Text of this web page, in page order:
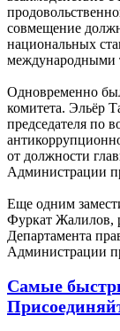
совмещение
национальных
международными
Одновременно
комитета. Эльёр
председателя по
от должности
Администрации
Еще одним
Фуркат Жалилов,
Департамента
Администрации
Самые